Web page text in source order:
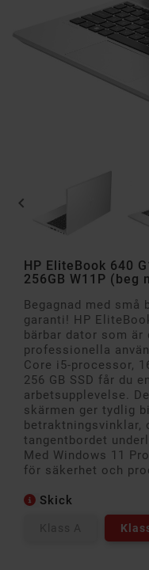

HP EliteBook 640
256GB W11P (beg
Begagnad med
garanti! HP
bärbar dator som
professionella
Core i5-processor,
256 GB SSD får du
arbetsupplevelse.
skärmen ger tydlig
betraktningsvinklar,
tangentbordet
Med Windows 11
för säkerhet och
Skick
Klass A